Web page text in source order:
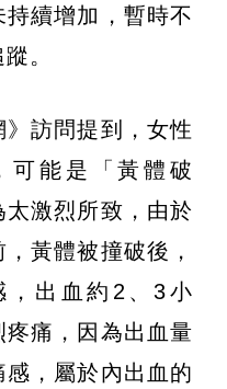
續增加，暫時不
。
訪問提到，女性
可能是「黃體破
激烈所致，由於
黃體被撞破後，
，出血約2、3小
痛，因為出血量
，屬於內出血的